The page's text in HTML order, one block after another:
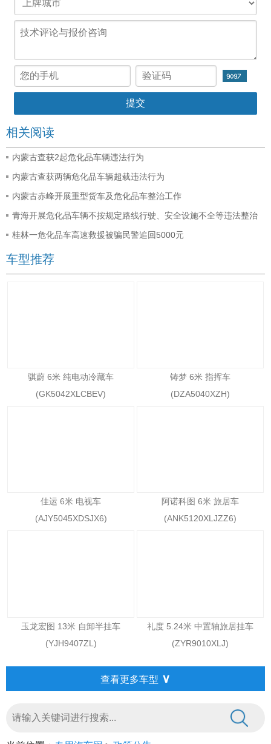
相关阅读
内蒙古查获2起危化品车辆违法行为
内蒙古查获两辆危化品车辆超载违法行为
内蒙古赤峰开展重型货车及危化品车整治工作
青海开展危化品车辆不按规定路线行驶、安全设施不全等违法整治
桂林一危化品车高速救援被骗民警追回5000元
车型推荐
骐蔚 6米 纯电动冷藏车
(GK5042XLCBEV)
铸梦 6米 指挥车
(DZA5040XZH)
佳运 6米 电视车
(AJY5045XDSJX6)
阿诺科图 6米 旅居车
(ANK5120XLJZZ6)
玉龙宏图 13米 自卸半挂车
(YJH9407ZL)
礼度 5.24米 中置轴旅居挂车
(ZYR9010XLJ)
查看更多车型 ∨